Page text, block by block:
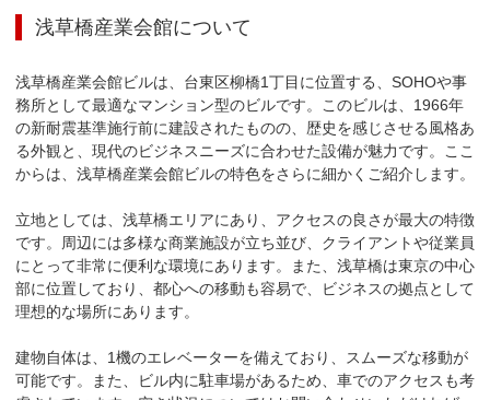
浅草橋産業会館について
浅草橋産業会館ビルは、台東区柳橋1丁目に位置する、SOHOや事
務所として最適なマンション型のビルです。このビルは、1966年
の新耐震基準施行前に建設されたものの、歴史を感じさせる風格あ
る外観と、現代のビジネスニーズに合わせた設備が魅力です。ここ
からは、浅草橋産業会館ビルの特色をさらに細かくご紹介します。
立地としては、浅草橋エリアにあり、アクセスの良さが最大の特徴
です。周辺には多様な商業施設が立ち並び、クライアントや従業員
にとって非常に便利な環境にあります。また、浅草橋は東京の中心
部に位置しており、都心への移動も容易で、ビジネスの拠点として
理想的な場所にあります。
建物自体は、1機のエレベーターを備えており、スムーズな移動が
可能です。また、ビル内に駐車場があるため、車でのアクセスも考